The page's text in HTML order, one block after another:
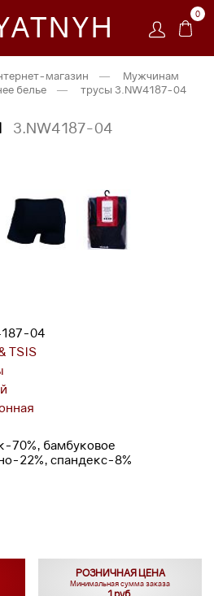
0
магазин —
Мужчинам
белье — трусы 3.NW4187-04
3.NW4187-04
04
TSIS
70%, бамбуковое
22%, спандекс-8%
РОЗНИЧНАЯ ЦЕНА
Минимальная сумма заказа